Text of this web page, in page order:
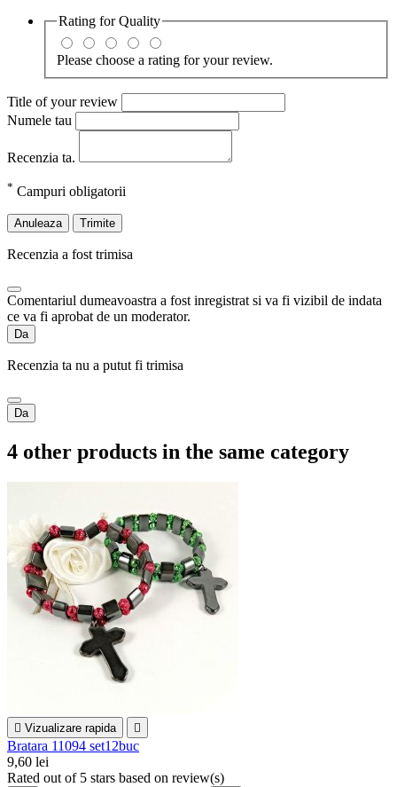
Rating forQuality
Please choose a rating for your review.
Title of your review
Numele tau
Recenzia ta.
* Campuri obligatorii
Anuleaza Trimite
Recenzia a fost trimisa
Comentariul dumeavoastra a fost inregistrat si va fi vizibil de indata
ce va fi aprobat de un moderator.
Da
Recenzia ta nu a putut fi trimisa
Da
4 other products in the same category
 Vizualizare rapida 
Bratara 11094 set12buc
9,60 lei
Rated out of 5 stars based on review(s)